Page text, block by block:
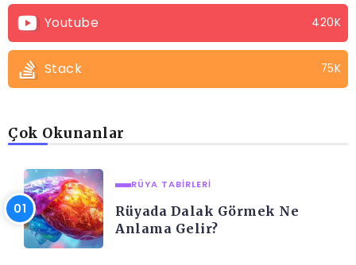
Youtube 420K
Stack 75K
Çok Okunanlar
RÜYA TABIRLERI
Rüyada Dalak Görmek Ne
Anlama Gelir?